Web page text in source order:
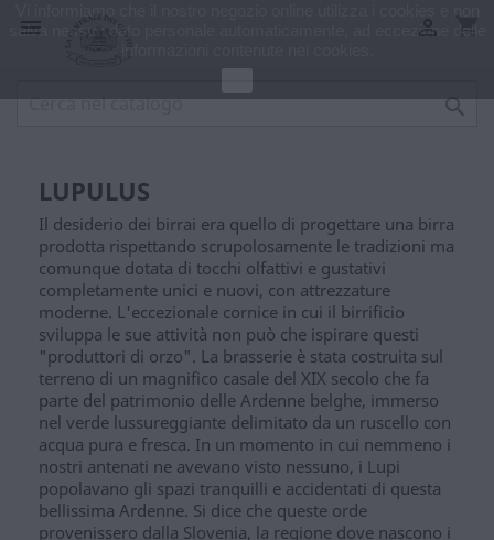
 shopping_cart


LUPULUS
Il desiderio dei birrai era quello di progettare una birra
prodotta rispettando scrupolosamente le tradizioni ma
comunque dotata di tocchi olfattivi e gustativi
completamente unici e nuovi, con attrezzature
moderne. L'eccezionale cornice in cui il birrificio
sviluppa le sue attività non può che ispirare questi
"produttori di orzo". La brasserie è stata costruita sul
terreno di un magnifico casale del XIX secolo che fa
parte del patrimonio delle Ardenne belghe, immerso
nel verde lussureggiante delimitato da un ruscello con
acqua pura e fresca. In un momento in cui nemmeno i
nostri antenati ne avevano visto nessuno, i Lupi
popolavano gli spazi tranquilli e accidentati di questa
bellissima Ardenne. Si dice che queste orde
provenissero dalla Slovenia, la regione dove nascono i
salva nessun dato personale automaticamente, ad eccezione delle
informazioni contenute nei cookies.